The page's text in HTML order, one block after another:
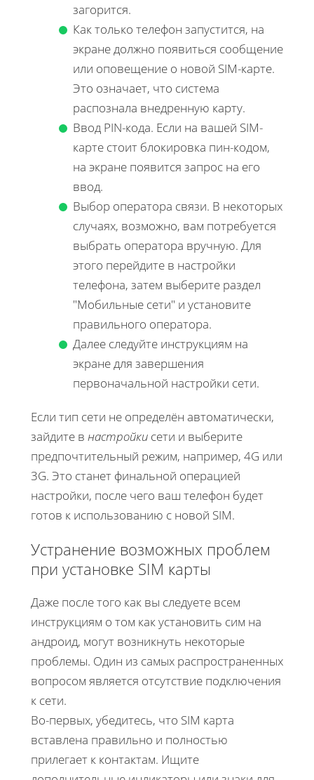
загорится.
Как только телефон запустится, на
экране должно появиться сообщение
или оповещение о новой SIM-карте.
Это означает, что система
распознала внедренную карту.
Ввод PIN-кода. Если на вашей SIM-
карте стоит блокировка пин-кодом,
на экране появится запрос на его
ввод.
Выбор оператора связи. В некоторых
случаях, возможно, вам потребуется
выбрать оператора вручную. Для
этого перейдите в настройки
телефона, затем выберите раздел
"Мобильные сети" и установите
правильного оператора.
Далее следуйте инструкциям на
экране для завершения
первоначальной настройки сети.
Если тип сети не определён автоматически,
зайдите в настройки сети и выберите
предпочтительный режим, например, 4G или
3G. Это станет финальной операцией
настройки, после чего ваш телефон будет
готов к использованию с новой SIM.
Устранение возможных проблем
при установке SIM карты
Даже после того как вы следуете всем
инструкциям о том как установить сим на
андроид, могут возникнуть некоторые
проблемы. Один из самых распространенных
вопросом является отсутствие подключения
к сети.
Во-первых, убедитесь, что SIM карта
вставлена правильно и полностью
прилегает к контактам. Ищите